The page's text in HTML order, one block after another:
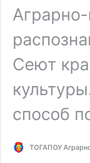
Сеют
способ
ТОГАПОУ